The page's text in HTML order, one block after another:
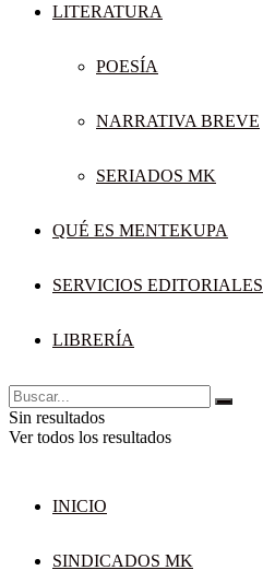
LITERATURA
POESÍA
NARRATIVA BREVE
SERIADOS MK
QUÉ ES MENTEKUPA
SERVICIOS EDITORIALES
LIBRERÍA
Sin resultados
Ver todos los resultados
INICIO
SINDICADOS MK